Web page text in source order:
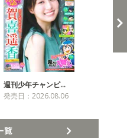
週刊少年チャンピ…
発売日：2026.08.06